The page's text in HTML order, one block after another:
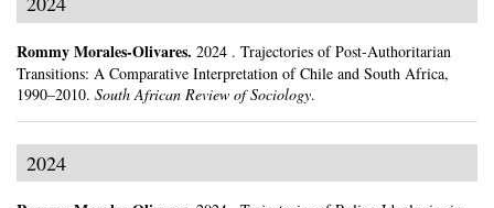
Rommy Morales-Olivares. 2024 . Trajectories of Post-Authoritarian
Transitions: A Comparative Interpretation of Chile and South Africa,
1990–2010. South African Review of Sociology.
2024